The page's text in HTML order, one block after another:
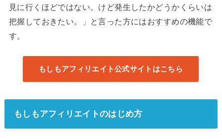
見に行くほどではない。けど発生したかどうかくらいは
把握しておきたい。」と言った方にはおすすめの機能で
す。
もしもアフィリエイト公式サイトはこちら
もしもアフィリエイトのはじめ方